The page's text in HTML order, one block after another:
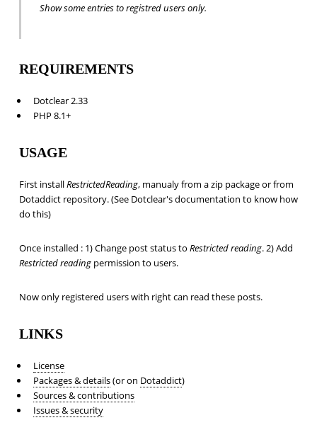
Show some entries to registred users only.
REQUIREMENTS
Dotclear 2.33
PHP 8.1+
USAGE
First installRestrictedReading, manualy from a zip package or from
Dotaddict repository. (See Dotclear's documentation to know how
do this)
Once installed : 1) Change post status to Restricted reading. 2) Add
Restricted readingpermission to users.
Now only registered users with right can read these posts.
LINKS
License
Packages & details(or on Dotaddict)
Sources & contributions
Issues & security